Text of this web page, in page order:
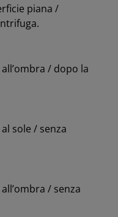
piana /
/ dopo la
sole / senza
/ senza